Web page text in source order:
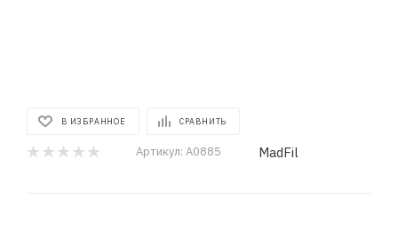
В ИЗБРАННОЕ СРАВНИТЬ
Артикул: A0885 MadFil